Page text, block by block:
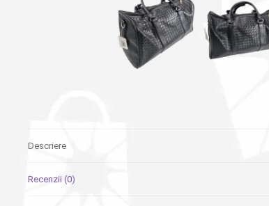
Descriere
Recenzii (0)